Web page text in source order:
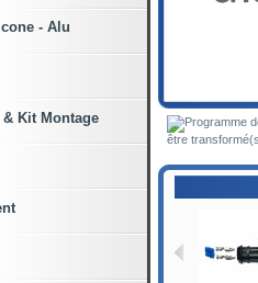
- Alu
& Kit Montage
être